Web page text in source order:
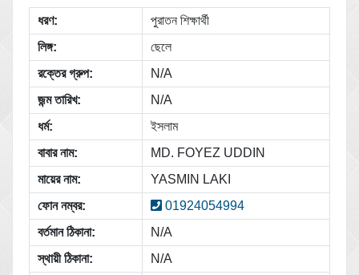
ধরণ:
পুরাতন শিক্ষার্থী
লিঙ্গ:
ছেলে
রক্তের গ্রুপ:
N/A
জন্ম তারিখ:
N/A
ধর্ম:
ইসলাম
বাবার নাম:
MD. FOYEZ UDDIN
মায়ের নাম:
YASMIN LAKI
ফোন নম্বর:
01924054994
বর্তমান ঠিকানা:
N/A
স্থায়ী ঠিকানা:
N/A